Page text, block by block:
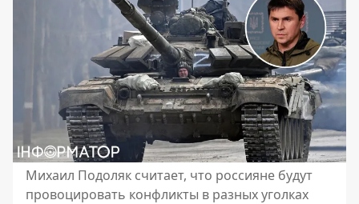
Михаил Подоляк считает, что россияне будут
провоцировать конфликты в разных уголках